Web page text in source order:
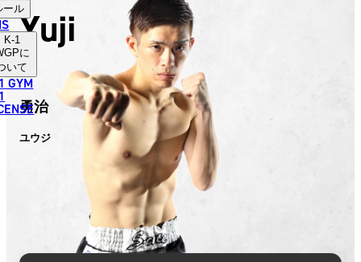
中文（简体）
中文（繁體）
ไทย
العربية
ール
K-1
に
いて
GYM
Yuji
勇治
ユウジ